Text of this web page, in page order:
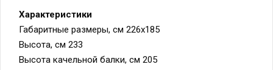
Характеристики
Габаритные размеры, см 226х185
Высота, см 233
Высота качельной балки, см 205